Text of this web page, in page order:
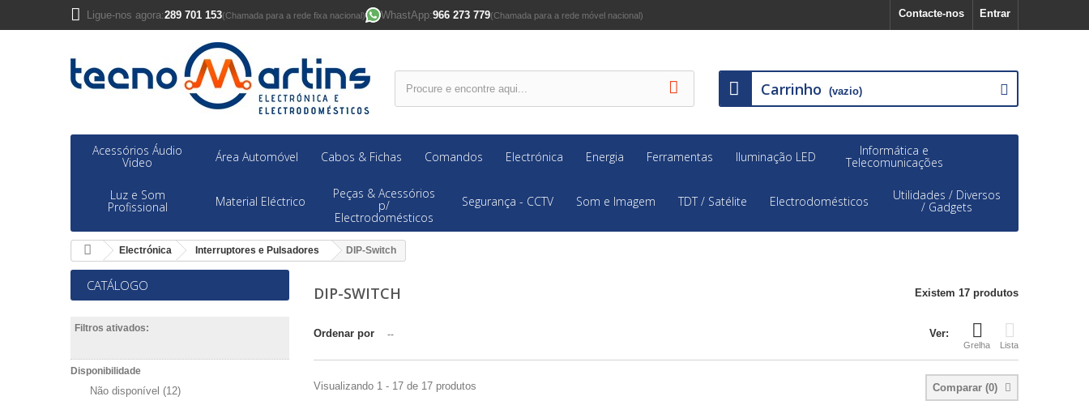
Entrar
Contacte-nos
Ligue-nos agora:289 701 153(Chamada para a rede fixa nacional) WhastApp:966 273 779(Chamada para a rede móvel nacional)
Carrinho (vazio)
Acessórios Áudio
Video Área Automóvel Cabos & Fichas Comandos Electrónica Energia Ferramentas Iluminação LED Informática e
Telecomunicações
Luz e Som
Profissional Material Eléctrico
Peças & Acessórios
p/
Electrodomésticos
Segurança - CCTV Som e Imagem TDT / Satélite Electrodomésticos Utilidades / Diversos
/ Gadgets
Electrónica Interruptores e Pulsadores DIP-Switch
CATÁLOGO
Filtros ativados:
Disponibilidade
Não disponível (12)
DIP-SWITCH Existem 17 produtos
Ver:
Grelha Lista
Ordenar por --
Comparar (0)
Visualizando 1 - 17 de 17 produtos